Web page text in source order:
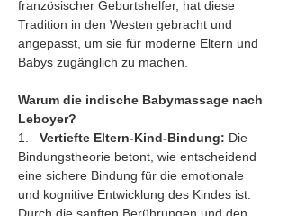
französischer Geburtshelfer, hat diese
Tradition in den Westen gebracht und
angepasst, um sie für moderne Eltern und
Babys zugänglich zu machen.
Warum die indische Babymassage nach
Leboyer?
1. Vertiefte Eltern-Kind-Bindung: Die
Bindungstheorie betont, wie entscheidend
eine sichere Bindung für die emotionale
und kognitive Entwicklung des Kindes ist.